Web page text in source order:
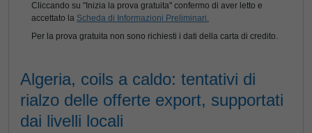
Cliccando su "Inizia la prova gratuita" confermo di aver letto e
accettato la Scheda di Informazioni Preliminari.
Per la prova gratuita non sono richiesti i dati della carta di credito.
Algeria, coils a caldo: tentativi di
rialzo delle offerte export, supportati
dai livelli locali